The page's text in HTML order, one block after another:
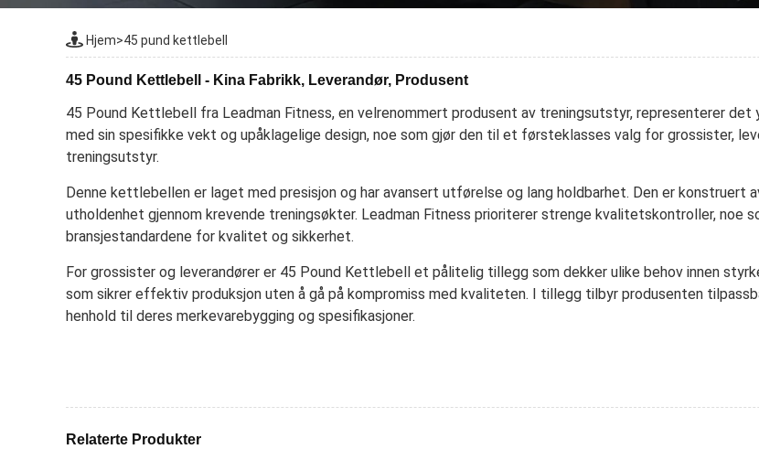
Hjem>45 pund kettlebell
45 Pound Kettlebell - Kina Fabrikk, Leverandør, Produsent
45 Pound Kettlebell fra Leadman Fitness, en velrenommert produsent av treningsutstyr, representerer
med sin spesifikke vekt og upåklagelige design, noe som gjør den til et førsteklasses valg for grossister,
treningsutstyr.
Denne kettlebellen er laget med presisjon og har avansert utførelse og lang holdbarhet. Den er konstruert
utholdenhet gjennom krevende treningsøkter. Leadman Fitness prioriterer strenge kvalitetskontroller, noe
bransjestandardene for kvalitet og sikkerhet.
For grossister og leverandører er 45 Pound Kettlebell et pålitelig tillegg som dekker ulike behov innen
som sikrer effektiv produksjon uten å gå på kompromiss med kvaliteten. I tillegg tilbyr produsenten
henhold til deres merkevarebygging og spesifikasjoner.
Relaterte Produkter